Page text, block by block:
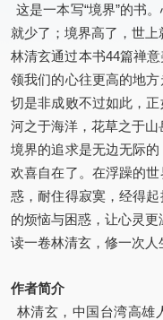
这是一本写“境界”的书
就少了；境界高了，世上
林清玄通过本书44篇禅
领我们的心往更高的地
切是非成败不过如此，
河之于海洋，花草之于
境界的追求是无边无际
欢喜自在了。在浮躁的
惑，耐住得寂寞，经得
的烦恼与困惑，让心灵更
读一卷林清玄，修一次人
作者简介
林清玄，中国台湾高雄